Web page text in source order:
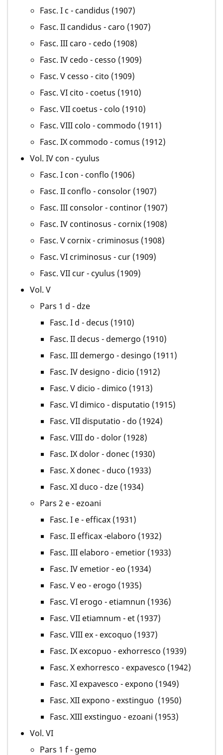
Fasc. I c - candidus (1907)
Fasc. II candidus - caro (1907)
Fasc. III caro - cedo (1908)
Fasc. IV cedo - cesso (1909)
Fasc. V cesso - cito (1909)
Fasc. VI cito - coetus (1910)
Fasc. VII coetus - colo (1910)
Fasc. VIII colo - commodo (1911)
Fasc. IX commodo - comus (1912)
Vol. IV con - cyulus
Fasc. I con - conflo (1906)
Fasc. II conflo - consolor (1907)
Fasc. III consolor - continor (1907)
Fasc. IV continosus - cornix (1908)
Fasc. V cornix - criminosus (1908)
Fasc. VI criminosus - cur (1909)
Fasc. VII cur - cyulus (1909)
Vol. V
Pars 1 d - dze
Fasc. I d - decus (1910)
Fasc. II decus - demergo (1910)
Fasc. III demergo - desingo (1911)
Fasc. IV designo - dicio (1912)
Fasc. V dicio - dimico (1913)
Fasc. VI dimico - disputatio (1915)
Fasc. VII disputatio - do (1924)
Fasc. VIII do - dolor (1928)
Fasc. IX dolor - donec (1930)
Fasc. X donec - duco (1933)
Fasc. XI duco - dze (1934)
Pars 2 e - ezoani
Fasc. I e - efficax (1931)
Fasc. II efficax -elaboro (1932)
Fasc. III elaboro - emetior (1933)
Fasc. IV emetior - eo (1934)
Fasc. V eo - erogo (1935)
Fasc. VI erogo - etiamnun (1936)
Fasc. VII etiamnum - et (1937)
Fasc. VIII ex - excoquo (1937)
Fasc. IX excopuo - exhorresco (1939)
Fasc. X exhorresco - expavesco (1942)
Fasc. XI expavesco - expono (1949)
Fasc. XII expono - exstinguo (1950)
Fasc. XIII exstinguo - ezoani (1953)
Vol. VI
Pars 1 f - gemo